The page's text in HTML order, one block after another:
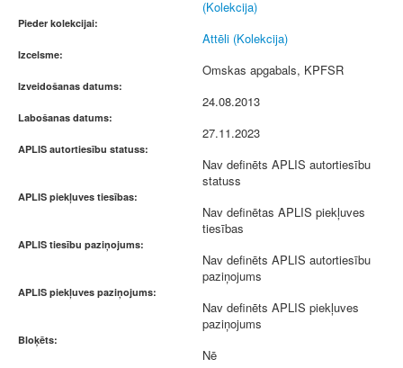
(Kolekcija)
Pieder kolekcijai:
Attēli (Kolekcija)
Izcelsme:
Omskas apgabals, KPFSR
Izveidošanas datums:
24.08.2013
Labošanas datums:
27.11.2023
APLIS autortiesību statuss:
Nav definēts APLIS autortiesību
statuss
APLIS piekļuves tiesības:
Nav definētas APLIS piekļuves
tiesības
APLIS tiesību paziņojums:
Nav definēts APLIS autortiesību
paziņojums
APLIS piekļuves paziņojums:
Nav definēts APLIS piekļuves
paziņojums
Bloķēts:
Nē